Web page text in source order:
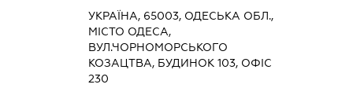
УКРАЇНА, 65003, ОДЕСЬКА ОБЛ.,
МІСТО ОДЕСА,
ВУЛ.ЧОРНОМОРСЬКОГО
КОЗАЦТВА, БУДИНОК 103, ОФІС
230